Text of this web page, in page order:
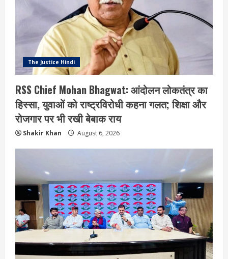
The Justice Hindi
RSS Chief Mohan Bhagwat: आंदोलन लोकतंत्र का
हिस्सा, युवाओं को राष्ट्रविरोधी कहना गलत; शिक्षा और
रोजगार पर भी रखी बेबाक राय
Shakir Khan August 6, 2026